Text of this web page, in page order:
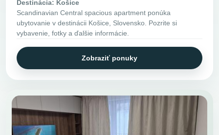
Destinácia: Košice
Scandinavian Central spacious apartment ponúka
ubytovanie v destinácii Košice, Slovensko. Pozrite si
vybavenie, fotky a ďalšie informácie.
Zobraziť ponuky